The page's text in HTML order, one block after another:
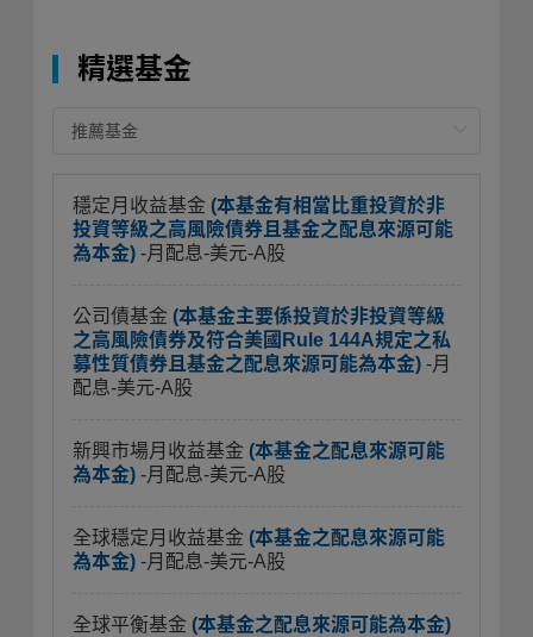
精選基金
穩定月收益基金 (本基金有相當比重投資於非
投資等級之高風險債券且基金之配息來源可能
為本金) -月配息-美元-A股
公司債基金 (本基金主要係投資於非投資等級
之高風險債券及符合美國Rule 144A規定之私
募性質債券且基金之配息來源可能為本金) -月
配息-美元-A股
新興市場月收益基金 (本基金之配息來源可能
為本金) -月配息-美元-A股
全球穩定月收益基金 (本基金之配息來源可能
為本金) -月配息-美元-A股
全球平衡基金 (本基金之配息來源可能為本金)